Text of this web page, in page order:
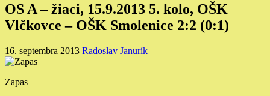
OS A – žiaci, 15.9.2013 5. kolo, OŠK
Vlčkovce – OŠK Smolenice 2:2 (0:1)
16. septembra 2013 Radoslav Janurík
Zapas